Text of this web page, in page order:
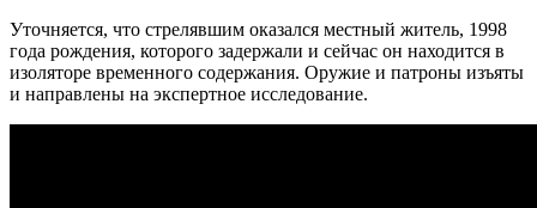
Уточняется, что стрелявшим оказался местный житель, 1998
года рождения, которого задержали и сейчас он находится в
изоляторе временного содержания. Оружие и патроны изъяты
и направлены на экспертное исследование.